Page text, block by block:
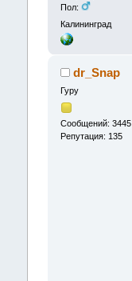
Пол:
Калининград
dr_Snap
Гуру
Сообщений: 3445
Репутация: 135